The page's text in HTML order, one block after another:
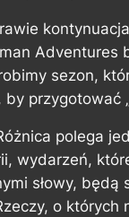
Adventures
sezon,
przygotować
polega
wydarzeń,
słowy,
o których